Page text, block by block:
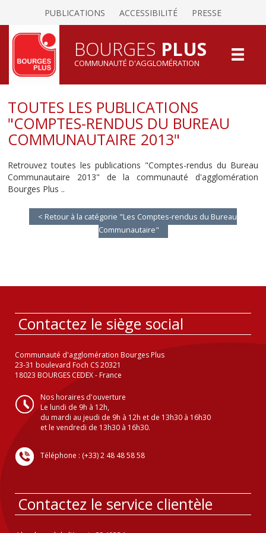
PUBLICATIONS ACCESSIBILITÉ PRESSE
BOURGES PLUS
COMMUNAUTÉ D'AGGLOMÉRATION
TOUTES LES PUBLICATIONS
"COMPTES-RENDUS DU BUREAU
COMMUNAUTAIRE 2013"
Retrouvez toutes les publications "Comptes-rendus du Bureau
Communautaire 2013" de la communauté d'agglomération
Bourges Plus ..
< Retour à la catégorie "Les Comptes-rendus du Bureau
Communautaire"
Contactez le siège social
Communauté d'agglomération Bourges Plus
23-31 boulevard Foch CS 20321
18023 BOURGES CEDEX - France
Nos horaires d'ouverture
Le lundi de 9h à 12h,
du mardi au jeudi de 9h à 12h et de 13h30 à 16h30
et le vendredi de 13h30 à 16h30.
Téléphone : (+33) 2 48 48 58 58
Contactez le service clientèle